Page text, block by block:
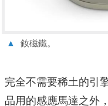
▲ 釹磁鐵。
完全不需要稀土的引
品用的感應馬達之外